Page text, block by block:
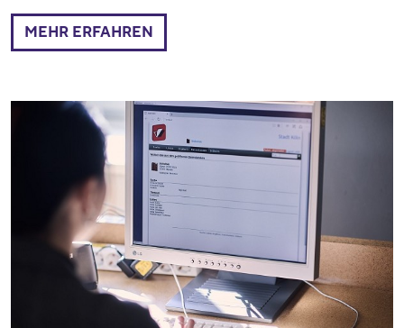
MEHR ERFAHREN